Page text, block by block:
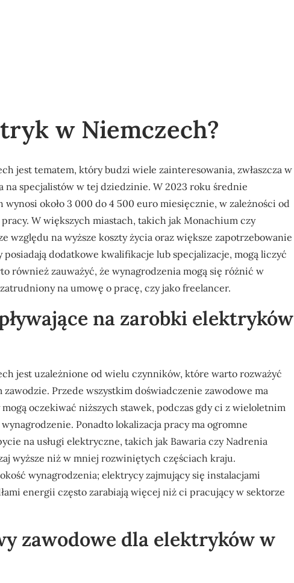
w Niemczech?
jest tematem, który budzi wiele zainteresowania, zwłaszcza w
na specjalistów w tej dziedzinie. W 2023 roku średnie
około 3 000 do 4 500 euro miesięcznie, w zależności od
W większych miastach, takich jak Monachium czy
względu na wyższe koszty życia oraz większe zapotrzebowanie
dodatkowe kwalifikacje lub specjalizacje, mogą liczyć
również zauważyć, że wynagrodzenia mogą się różnić w
na umowę o pracę, czy jako freelancer.
na zarobki elektryków
jest uzależnione od wielu czynników, które warto rozważyć
Przede wszystkim doświadczenie zawodowe ma
oczekiwać niższych stawek, podczas gdy ci z wieloletnim
Ponadto lokalizacja pracy ma ogromne
na usługi elektryczne, takich jak Bawaria czy Nadrenia
wyższe niż w mniej rozwiniętych częściach kraju.
wynagrodzenia; elektrycy zajmujący się instalacjami
energii często zarabiają więcej niż ci pracujący w sektorze
zawodowe dla elektryków w